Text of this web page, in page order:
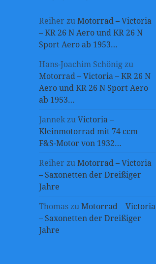
Reiher zuMotorrad – Victoria
– KR 26 N Aero und KR 26 N
Sport Aero ab 1953…
Hans-Joachim Schönigzu
Motorrad – Victoria – KR 26 N
Aero und KR 26 N Sport Aero
ab 1953…
JannekzuVictoria –
Kleinmotorrad mit 74 ccm
F&S-Motor von 1932…
Reiher zuMotorrad – Victoria
– Saxonetten der Dreißiger
Jahre
ThomaszuMotorrad – Victoria
– Saxonetten der Dreißiger
Jahre